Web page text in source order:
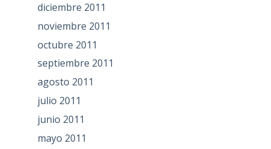
diciembre 2011
noviembre 2011
octubre 2011
septiembre 2011
agosto 2011
julio 2011
junio 2011
mayo 2011